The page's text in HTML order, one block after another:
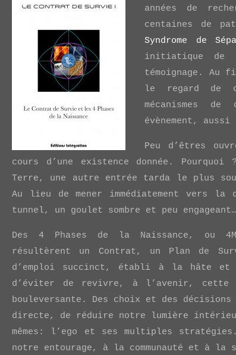
années de
centaines de
Syndrome de
initiatique de
témoignage. Au
le regard de
mécanismes
évènement,
Peu d’êtres
cours d’une existence donnée.
Terre, une autre entrée tarda le plus
Au lieu de mener immédiatement vers
tunnel, un goulet sombre et peu engageant…
Des 4 Phases de la Naissance, ou
résultèrent un Contrat, un Plan de
d’emploi succinct, établi à la hâte et
d’éviter de revivre, à l’avenir,
bouleversante. Des choix et des
directe, de réduire notre lumière
mêmes: l’ego et ses multiples
notre entourage, à la communauté et à